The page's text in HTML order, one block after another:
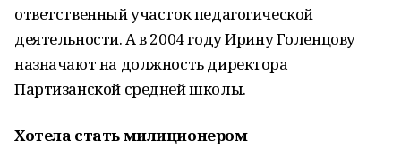
ответственный участок педагогической
деятельности. А в 2004 году Ирину Голенцову
назначают на должность директора
Партизанской средней школы.
Хотела стать милиционером